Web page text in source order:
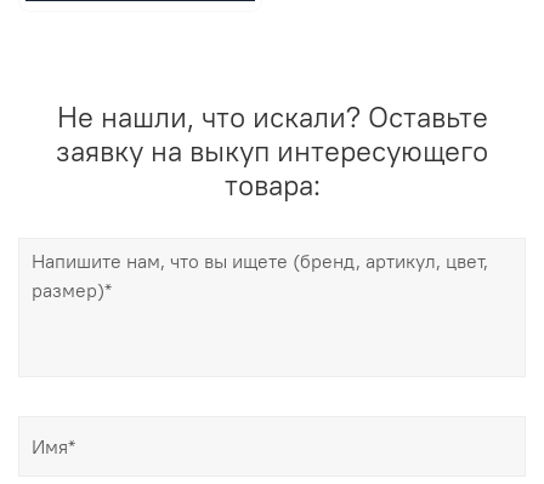
Не нашли, что искали? Оставьте
заявку на выкуп интересующего
товара: